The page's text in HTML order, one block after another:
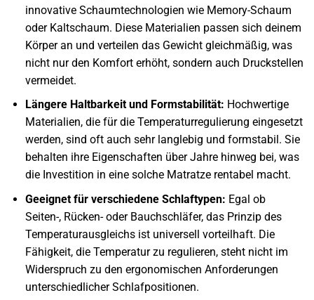
innovative Schaumtechnologien wie Memory-Schaum
oder Kaltschaum. Diese Materialien passen sich deinem
Körper an und verteilen das Gewicht gleichmäßig, was
nicht nur den Komfort erhöht, sondern auch Druckstellen
vermeidet.
Längere Haltbarkeit und Formstabilität: Hochwertige
Materialien, die für die Temperaturregulierung eingesetzt
werden, sind oft auch sehr langlebig und formstabil. Sie
behalten ihre Eigenschaften über Jahre hinweg bei, was
die Investition in eine solche Matratze rentabel macht.
Geeignet für verschiedene Schlaftypen: Egal ob
Seiten-, Rücken- oder Bauchschläfer, das Prinzip des
Temperaturausgleichs ist universell vorteilhaft. Die
Fähigkeit, die Temperatur zu regulieren, steht nicht im
Widerspruch zu den ergonomischen Anforderungen
unterschiedlicher Schlafpositionen.